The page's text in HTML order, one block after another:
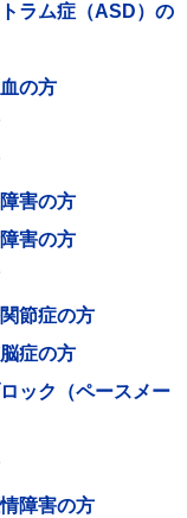
ラム症（ASD）の
の方
害の方
害の方
節症の方
症の方
ック（ペースメー
障害の方